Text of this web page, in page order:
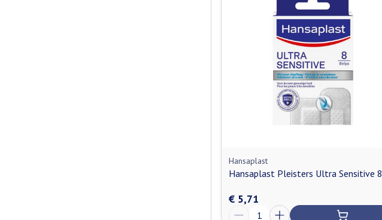
Hansaplast
Hansaplast Pleisters Ultra Sensitive 8
€ 5,71